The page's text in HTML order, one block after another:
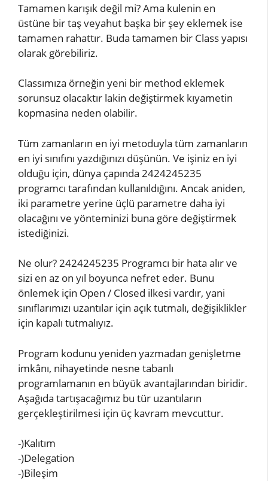
Tamamen karışık değil mi? Ama kulenin en
üstüne bir taş veyahut başka bir şey eklemek ise
tamamen rahattır. Buda tamamen bir Class yapısı
olarak görebiliriz.
Classımıza örneğin yeni bir method eklemek
sorunsuz olacaktır lakin değiştirmek kıyametin
kopmasina neden olabilir.
Tüm zamanların en iyi metoduyla tüm zamanların
en iyi sınıfını yazdığınızı düşünün. Ve işiniz en iyi
olduğu için, dünya çapında 2424245235
programcı tarafından kullanıldığını. Ancak aniden,
iki parametre yerine üçlü parametre daha iyi
olacağını ve yönteminizi buna göre değiştirmek
istediğinizi.
Ne olur? 2424245235 Programcı bir hata alır ve
sizi en az on yıl boyunca nefret eder. Bunu
önlemek için Open / Closed ilkesi vardır, yani
sınıflarımızı uzantılar için açık tutmalı, değişiklikler
için kapalı tutmalıyız.
Program kodunu yeniden yazmadan genişletme
imkânı, nihayetinde nesne tabanlı
programlamanın en büyük avantajlarından biridir.
Aşağıda tartışacağımız bu tür uzantıların
gerçekleştirilmesi için üç kavram mevcuttur.
-)Kalıtım
-)Delegation
-)Bileşim